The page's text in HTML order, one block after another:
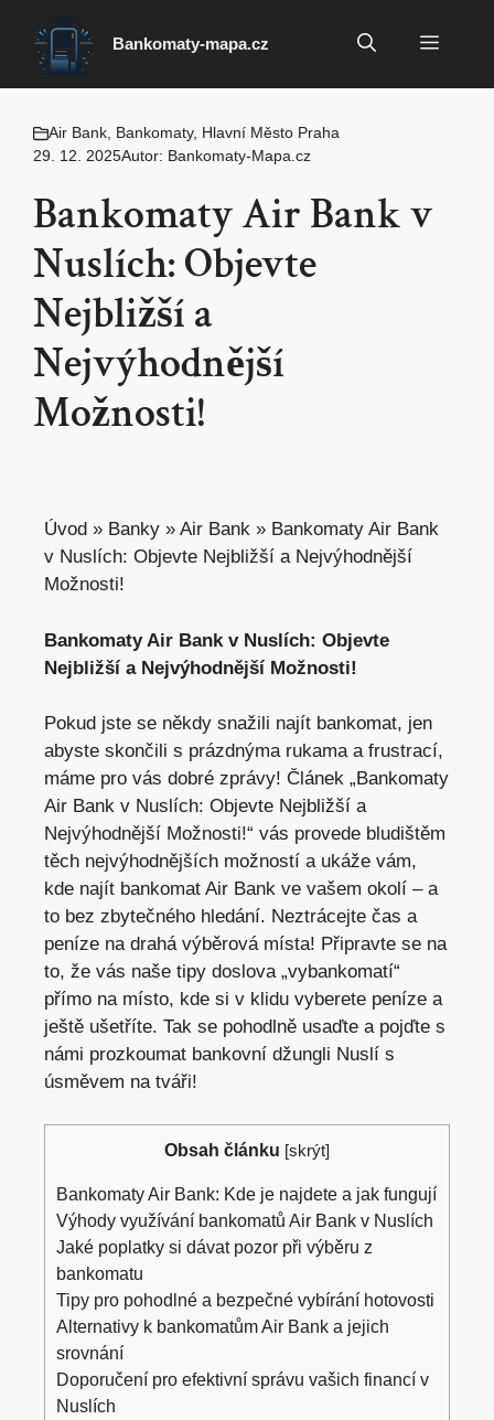
obsah
Bankomaty-mapa.cz Menu
Air Bank Bankomaty, Hlavní Město Praha
29. 12. 2025Autor: Bankomaty-Mapa.cz
Bankomaty Air Bank v
Nuslích: Objevte
Nejbližší a
Nejvýhodnější
Možnosti!
Úvod » Banky » Air Bank » Bankomaty Air Bank
v Nuslích: Objevte Nejbližší a Nejvýhodnější
Možnosti!
Bankomaty Air Bank v Nuslích: Objevte
Nejbližší a Nejvýhodnější Možnosti!
Pokud jste se někdy snažili najít bankomat, jen
abyste skončili s prázdnýma rukama a frustrací,
máme pro vás dobré zprávy! Článek „Bankomaty
Air Bank v Nuslích: Objevte Nejbližší a
Nejvýhodnější Možnosti!“ vás provede bludištěm
těch nejvýhodnějších možností a ukáže vám,
kde najít bankomat Air Bank ve vašem okolí – a
to bez zbytečného hledání. Neztrácejte čas a
peníze na drahá výběrová místa! Připravte se na
to, že vás naše tipy doslova „vybankomatí“
přímo na místo, kde si v klidu vyberete peníze a
ještě ušetříte. Tak se pohodlně usaďte a pojďte s
námi prozkoumat bankovní džungli Nuslí s
úsměvem na tváři!
Obsah článku [skrýt]
Bankomaty Air Bank: Kde je najdete a jak fungují
Výhody využívání bankomatů Air Bank v Nuslích
Jaké poplatky si dávat pozor při výběru z
bankomatu
Tipy pro pohodlné a bezpečné vybírání hotovosti
Alternativy k bankomatům Air Bank a jejich
srovnání
Doporučení pro efektivní správu vašich financí v
Nuslích